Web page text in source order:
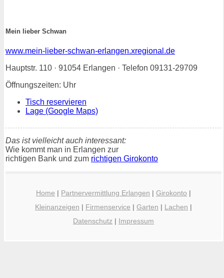
Mein lieber Schwan
www.mein-lieber-schwan-erlangen.xregional.de
Hauptstr. 110 · 91054 Erlangen · Telefon 09131-29709
Öffnungszeiten: Uhr
Tisch reservieren
Lage (Google Maps)
Das ist vielleicht auch interessant:
Wie kommt man in Erlangen zur
richtigen Bank und zum richtigen Girokonto
Home | Partnervermittlung Erlangen | Girokonto |
Kleinanzeigen | Firmenservice | Garten | Lachen |
Datenschutz | Impressum